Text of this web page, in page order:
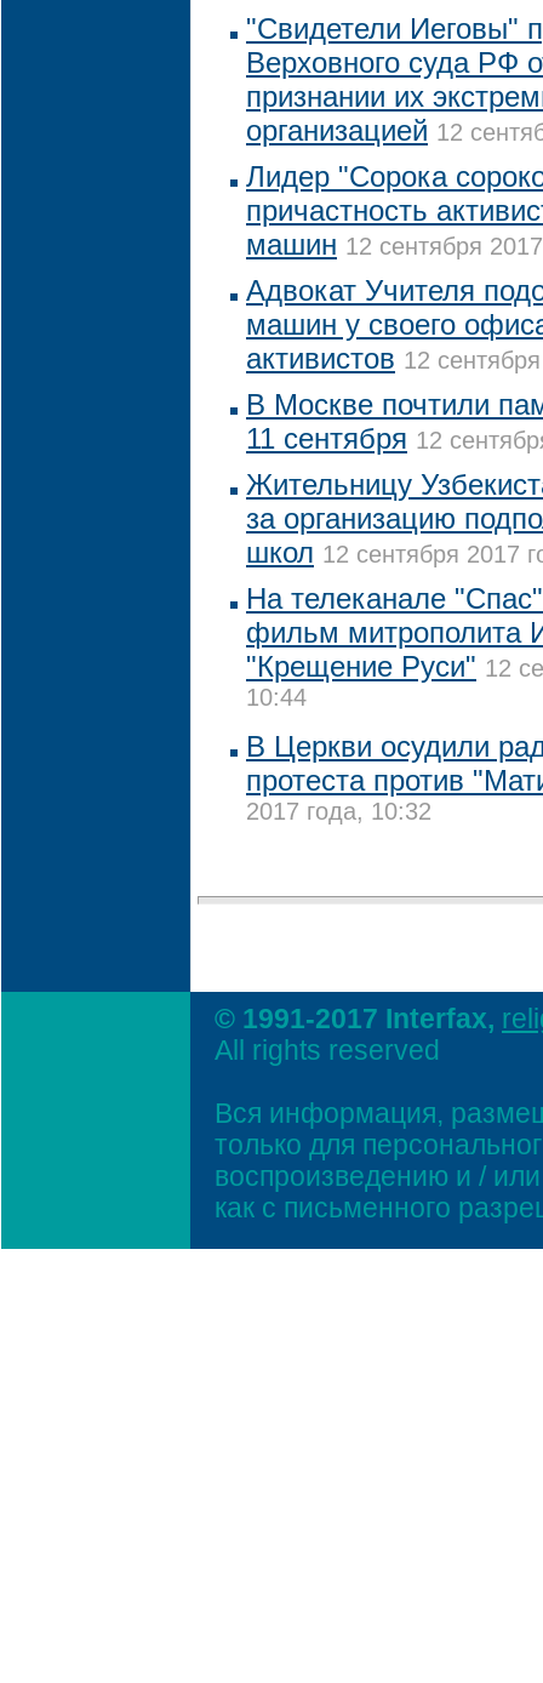
"Свидетели Иеговы"
Верховного суда РФ
признании их
организацией 12
Лидер "Сорока
причастность
машин 12 сентября
Адвокат Учителя
машин у своего
активистов 12
В Москве почтили
11 сентября 12
Жительницу
за организацию
школ 12 сентября 2017
На телеканале
фильм митрополита
"Крещение Руси" 12
10:44
В Церкви осудили
протеста против
2017 года, 10:32
© 1991-2017 Interfax,
All rights reserved
Вся информация,
только для
воспроизведению и /
как с письменного